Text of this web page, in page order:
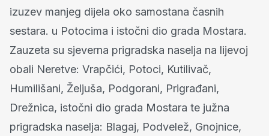
izuzev manjeg dijela oko samostana časnih
sestara. u Potocima i istočni dio grada Mostara.
Zauzeta su sjeverna prigradska naselja na lijevoj
obali Neretve: Vrapčići, Potoci, Kutilivač,
Humilišani, Željuša, Podgorani, Prigrađani,
Drežnica, istočni dio grada Mostara te južna
prigradska naselja: Blagaj, Podvelež, Gnojnice,